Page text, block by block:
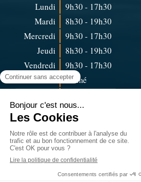
Lundi
9h30 - 17h30
Mardi
8h30 - 19h30
Mercredi
9h30 - 17h30
Jeudi
8h30 - 19h30
Vendredi
9h30 - 17h30
Samedi
Fermé
Prendre rendez-vous
Contacter Sidonie Masurel et